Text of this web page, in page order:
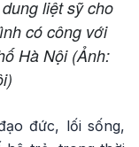
liệt sỹ cho
có công với
Hà Nội (Ảnh:
đức, lối sống,